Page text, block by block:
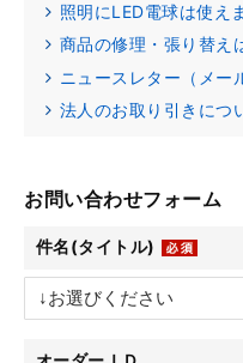
照明にLED電球は使え
商品の修理・張り替え
ニュースレター（メー
法人のお取り引きにつ
お問い合わせフォーム
件名(タイトル)